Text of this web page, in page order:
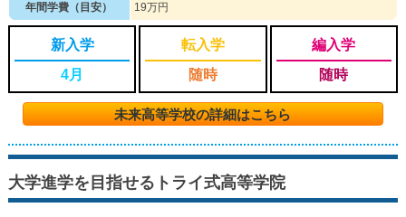
年間学費（目安） 19万円
新入学
4月
転入学
随時
編入学
随時
未来高等学校の詳細はこちら
大学進学を目指せるトライ式高等学院